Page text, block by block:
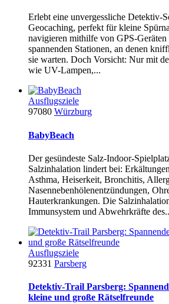
Erlebt eine unvergessliche Detektiv-
Geocaching, perfekt für kleine
navigieren mithilfe von GPS-Geräten
spannenden Stationen, an denen
sie warten. Doch Vorsicht: Nur mit
wie UV-Lampen,...
Ausflugsziele
97080 Würzburg
BabyBeach
Der gesündeste Salz-Indoor-
Salzinhalation lindert bei:
Asthma, Heiserkeit, Bronchitis,
Nasennebenhölenentzündungen,
Hauterkrankungen. Die
Immunsystem und Abwehrkräfte
Ausflugsziele
92331 Parsberg
Detektiv-Trail Parsberg:
kleine und große Rätselfreunde